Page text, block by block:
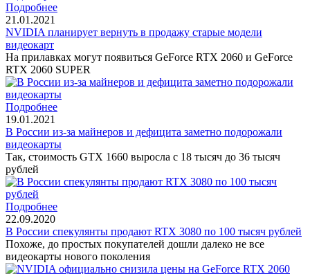
Подробнее
21.01.2021
NVIDIA планирует вернуть в продажу старые модели
видеокарт
На прилавках могут появиться GeForce RTX 2060 и GeForce
RTX 2060 SUPER
Подробнее
19.01.2021
В России из-за майнеров и дефицита заметно подорожали
видеокарты
Так, стоимость GTX 1660 выросла с 18 тысяч до 36 тысяч
рублей
Подробнее
22.09.2020
В России спекулянты продают RTX 3080 по 100 тысяч рублей
Похоже, до простых покупателей дошли далеко не все
видеокарты нового поколения